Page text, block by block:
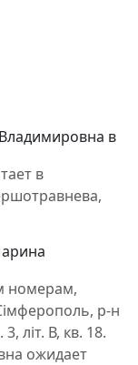
в
в
номерам,
р-н
літ. В, кв. 18.
ожидает